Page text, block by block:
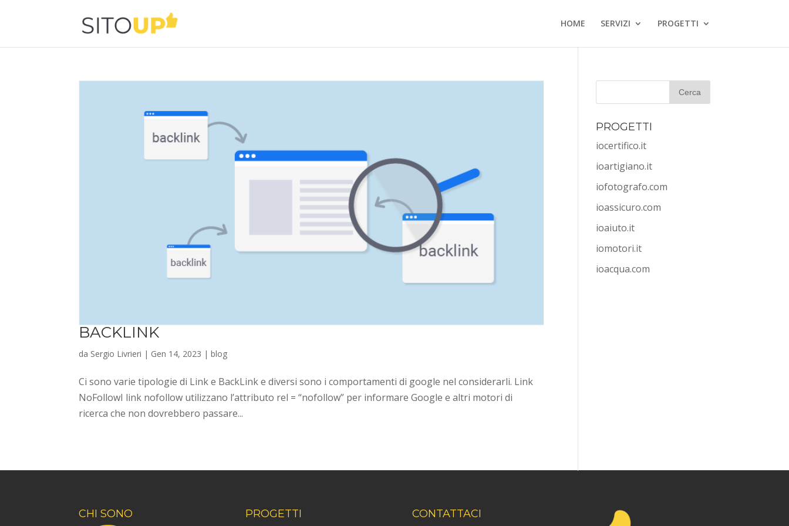
HOME SERVIZI PROGETTI
BACKLINK
da Sergio Livrieri | Gen 14, 2023 |blog
Ci sono varie tipologie di Link e BackLink e diversi sono i comportamenti di google nel considerarli. Link
NoFollowI link nofollow utilizzano l’attributo rel = “nofollow” per informare Google e altri motori di
ricerca che non dovrebbero passare...
PROGETTI
iocertifico.it
ioartigiano.it
iofotografo.com
ioassicuro.com
ioaiuto.it
iomotori.it
ioacqua.com
CHI SONO
PROGETTI
CONTATTACI